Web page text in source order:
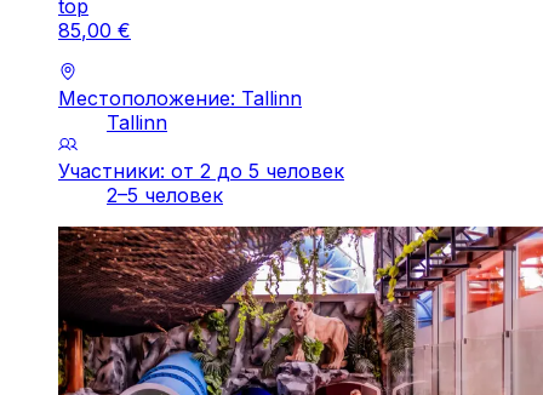
top
85,00 €
Местоположение: Tallinn
Tallinn
Участники: от 2 до 5 человек
2–5 человек